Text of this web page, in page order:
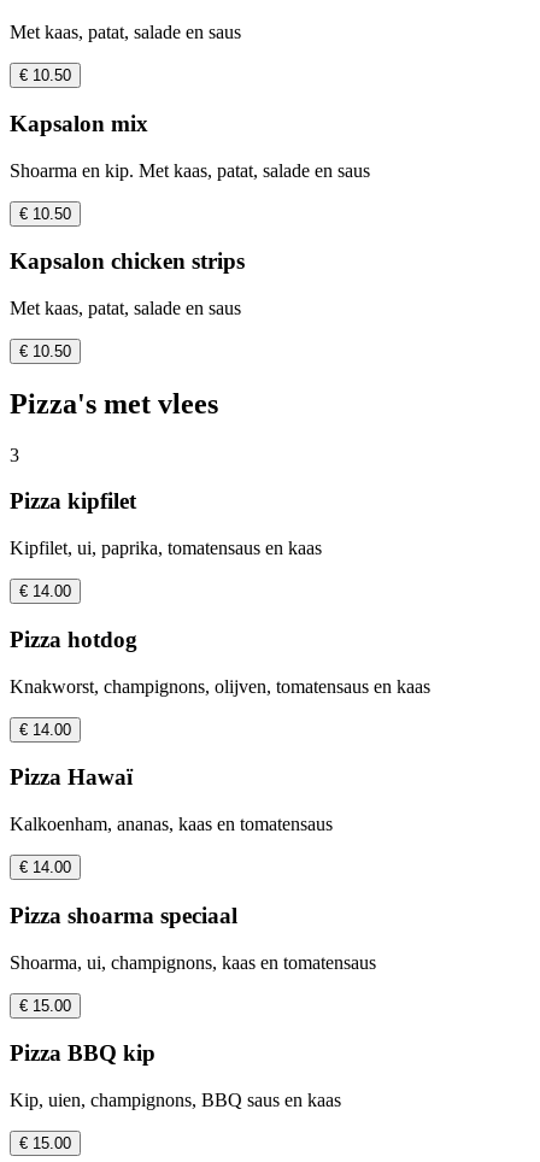
Met kaas, patat, salade en saus
€ 10.50
Kapsalon mix
Shoarma en kip. Met kaas, patat, salade en saus
€ 10.50
Kapsalon chicken strips
Met kaas, patat, salade en saus
€ 10.50
Pizza's met vlees
3
Pizza kipfilet
Kipfilet, ui, paprika, tomatensaus en kaas
€ 14.00
Pizza hotdog
Knakworst, champignons, olijven, tomatensaus en kaas
€ 14.00
Pizza Hawaï
Kalkoenham, ananas, kaas en tomatensaus
€ 14.00
Pizza shoarma speciaal
Shoarma, ui, champignons, kaas en tomatensaus
€ 15.00
Pizza BBQ kip
Kip, uien, champignons, BBQ saus en kaas
€ 15.00